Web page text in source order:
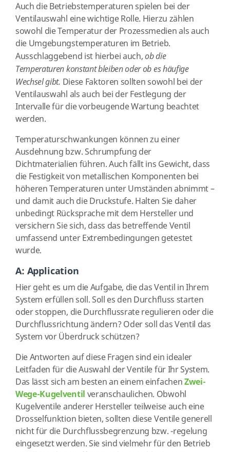
Auch die Betriebstemperaturen spielen bei der
Ventilauswahl eine wichtige Rolle. Hierzu zählen
sowohl die Temperatur der Prozessmedien als auch
die Umgebungstemperaturen im Betrieb.
Ausschlaggebend ist hierbei auch,ob die
Temperaturen konstant bleiben oder ob es häufige
Wechsel gibt. Diese Faktoren sollten sowohl bei der
Ventilauswahl als auch bei der Festlegung der
Intervalle für die vorbeugende Wartung beachtet
werden.
Temperaturschwankungen können zu einer
Ausdehnung bzw. Schrumpfung der
Dichtmaterialien führen. Auch fällt ins Gewicht, dass
die Festigkeit von metallischen Komponenten bei
höheren Temperaturen unter Umständen abnimmt –
und damit auch die Druckstufe. Halten Sie daher
unbedingt Rücksprache mit dem Hersteller und
versichern Sie sich, dass das betreffende Ventil
umfassend unter Extrembedingungen getestet
wurde.
A: Application
Hier geht es um die Aufgabe, die das Ventil in Ihrem
System erfüllen soll. Soll es den Durchfluss starten
oder stoppen, die Durchflussrate regulieren oder die
Durchflussrichtung ändern? Oder soll das Ventil das
System vor Überdruck schützen?
Die Antworten auf diese Fragen sind ein idealer
Leitfaden für die Auswahl der Ventile für Ihr System.
Das lässt sich am besten an einem einfachenZwei-
Wege-Kugelventil veranschaulichen. Obwohl
Kugelventile anderer Hersteller teilweise auch eine
Drosselfunktion bieten, sollten diese Ventile generell
nicht für die Durchflussbegrenzung bzw. -regelung
eingesetzt werden. Sie sind vielmehr für den Betrieb